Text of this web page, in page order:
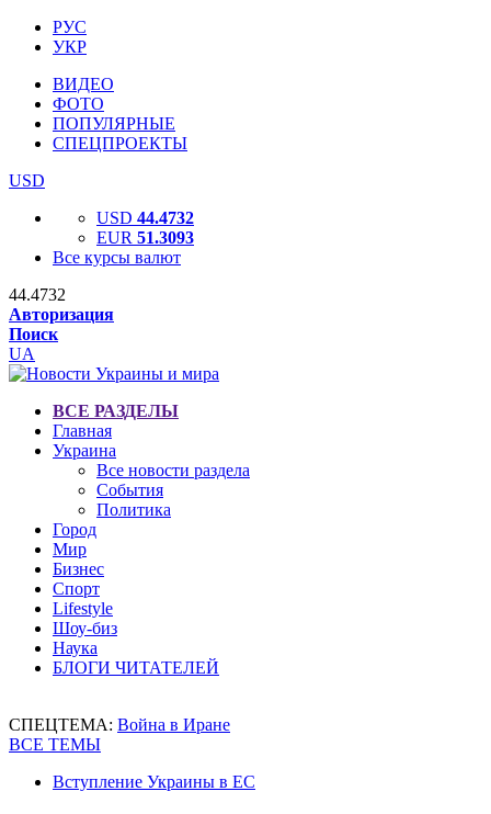
РУС
УКР
ВИДЕО
ФОТО
ПОПУЛЯРНЫЕ
СПЕЦПРОЕКТЫ
USD
USD 44.4732
EUR 51.3093
Все курсы валют
44.4732
Авторизация
Поиск
UA
ВСЕ РАЗДЕЛЫ
Главная
Украина
Все новости раздела
События
Политика
Город
Мир
Бизнес
Спорт
Lifestyle
Шоу-биз
Наука
БЛОГИ ЧИТАТЕЛЕЙ
СПЕЦТЕМА: Война в Иране
ВСЕ ТЕМЫ
Вступление Украины в ЕС